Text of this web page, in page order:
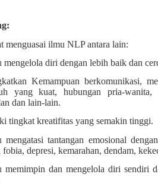
menguasai ilmu NLP antara lain:
mengelola diri dengan lebih baik dan
Kemampuan berkomunikasi,
yang kuat, hubungan pria-
dan lain-lain.
tingkat kreatifitas yang semakin tinggi.
mengatasi tantangan emosional
fobia, depresi, kemarahan, dendam,
memimpin dan mengelola diri sendiri